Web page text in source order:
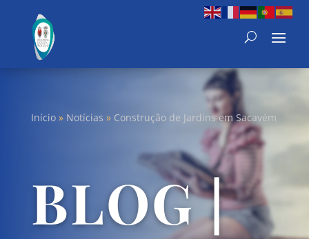
Início» Notícias »
BLOG |